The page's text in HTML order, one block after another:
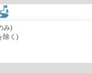
み)
除く)